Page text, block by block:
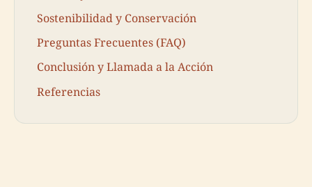
Sostenibilidad y Conservación
Preguntas Frecuentes (FAQ)
Conclusión y Llamada a la Acción
Referencias